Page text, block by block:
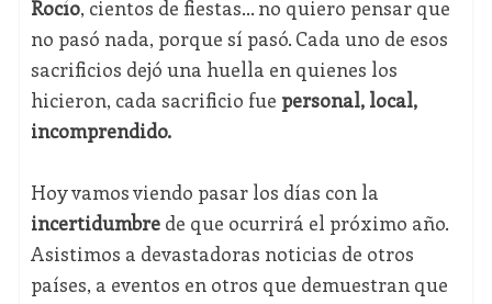
Rocío, cientos de fiestas… no quiero pensar que
no pasó nada, porque sí pasó. Cada uno de esos
sacrificios dejó una huella en quienes los
hicieron, cada sacrificio fue personal, local,
incomprendido.
Hoy vamos viendo pasar los días con la
incertidumbrede que ocurrirá el próximo año.
Asistimos a devastadoras noticias de otros
países, a eventos en otros que demuestran que